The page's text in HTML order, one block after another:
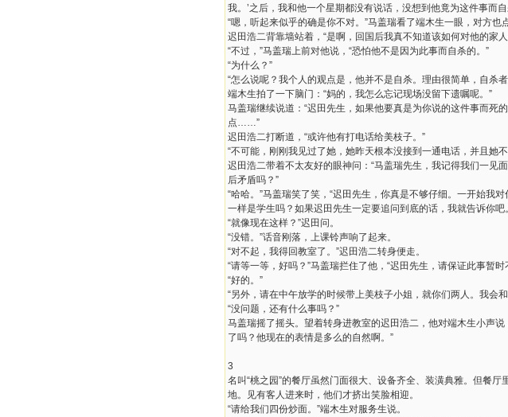
我。’之后，我和他一个星期都没有说话，没想到他竟为这件事而
“嗯，听起来似乎的确是你不对。”马盖瑞看了端木生一眼，对方也
迟田浩二背靠墙站着，“是啊，回国后我真不知道该如何对他的家
“不过，”马盖瑞上前对他说，“恐怕他不是因为此事而自杀的。”
“为什么？”
“怎么说呢？我个人的观点是，他并不是自杀。理由很简单，自杀
端木生拍了一下脑门：“妈的，我怎么忘记现场没留下遗嘱呢。”
马盖瑞继续说道：“迟田先生，如果他要真是为你说的这件事而死
点……”
迟田浩二打断道，“或许他有打电话给美枝子。”
“不可能，刚刚我见过了她，她昨天根本没接到一通电话，并且她
迟田浩二带着不太友好的眼神问：“马盖瑞先生，我记得我们一见
后矛盾吗？”
“哈哈。”马盖瑞笑了笑，“迟田先生，你真是不够仔细。一开始我
一样是学生吗？如果迟田先生一定要追问到底的话，我就告诉你
“就像现在这样？”迟田问。
“没错。”话音刚落，上课铃声响了起来。
“对不起，我得回教室了。”迟田浩二转身便走。
“请等一等，好吗？”马盖瑞拦住了他，“迟田先生，请保证此事暂
“好的。”
“另外，请在中午放学的时候带上美枝子小姐，就你们两人。我会
“没问题，还有什么事吗？”
马盖瑞摇了摇头。望着转身进教室的迟田浩二，他对端木生小声
了吗？他现在的表情是多么的自然啊。”
3
名叫“桃之园”的餐厅虽然门面很大、设备齐全、装潢典雅。但餐
地。见有客人进来时，他们才挤出笑脸相迎。
“请给我们四份炒面。”端木生对服务生说。